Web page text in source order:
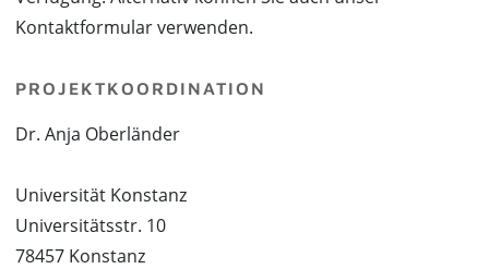
Kontaktformular verwenden.
PROJEKTKOORDINATION
Dr. Anja Oberländer
Universität Konstanz
Universitätsstr. 10
78457 Konstanz